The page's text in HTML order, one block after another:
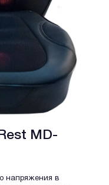
MD-
напряжения в